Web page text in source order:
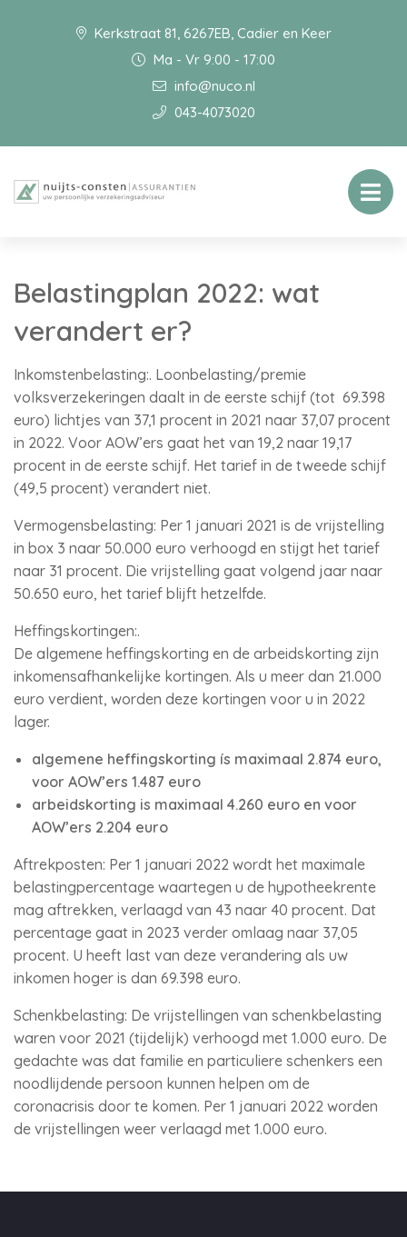
Kerkstraat 81, 6267EB, Cadier en Keer
Ma - Vr 9:00 - 17:00
info@nuco.nl
043-4073020
Belastingplan 2022: wat
verandert er?
Inkomstenbelasting:. Loonbelasting/premie
volksverzekeringen daalt in de eerste schijf (tot 69.398
euro) lichtjes van 37,1 procent in 2021 naar 37,07 procent
in 2022. Voor AOW’ers gaat het van 19,2 naar 19,17
procent in de eerste schijf. Het tarief in de tweede schijf
(49,5 procent) verandert niet.
Vermogensbelasting: Per 1 januari 2021 is de vrijstelling
in box 3 naar 50.000 euro verhoogd en stijgt het tarief
naar 31 procent. Die vrijstelling gaat volgend jaar naar
50.650 euro, het tarief blijft hetzelfde.
Heffingskortingen:.
De algemene heffingskorting en de arbeidskorting zijn
inkomensafhankelijke kortingen. Als u meer dan 21.000
euro verdient, worden deze kortingen voor u in 2022
lager.
algemene heffingskorting ís maximaal 2.874 euro,
voor AOW’ers 1.487 euro
arbeidskorting is maximaal 4.260 euro en voor
AOW’ers 2.204 euro
Aftrekposten: Per 1 januari 2022 wordt het maximale
belastingpercentage waartegen u de hypotheekrente
mag aftrekken, verlaagd van 43 naar 40 procent. Dat
percentage gaat in 2023 verder omlaag naar 37,05
procent. U heeft last van deze verandering als uw
inkomen hoger is dan 69.398 euro.
Schenkbelasting: De vrijstellingen van schenkbelasting
waren voor 2021 (tijdelijk) verhoogd met 1.000 euro. De
gedachte was dat familie en particuliere schenkers een
noodlijdende persoon kunnen helpen om de
coronacrisis door te komen. Per 1 januari 2022 worden
de vrijstellingen weer verlaagd met 1.000 euro.